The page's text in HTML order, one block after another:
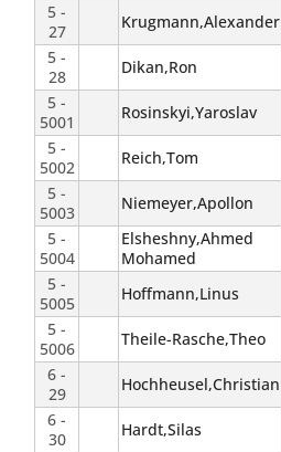
5 -
27
Krugmann,Alexander
5 -
28
Dikan,Ron
5 -
5001
Rosinskyi,Yaroslav
5 -
5002
Reich,Tom
5 -
5003
Niemeyer,Apollon
5 -
5004
Elsheshny,Ahmed
Mohamed
5 -
5005
Hoffmann,Linus
5 -
5006
Theile-Rasche,Theo
6 -
29
Hochheusel,Christian
6 -
30
Hardt,Silas